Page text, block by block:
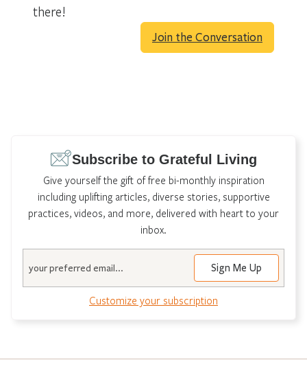
there!
Join the Conversation
Subscribe to Grateful Living
Give yourself the gift of free bi-monthly inspiration
including uplifting articles, diverse stories, supportive
practices, videos, and more, delivered with heart to your
inbox.
Customize your subscription